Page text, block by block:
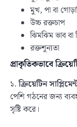
মুখ, পা বা
উচ্চ রক্তচাপ
ঝিমঝিম ভাব বা
রক্তশূন্যতা
প্রাকৃতিকভাবে
১.ক্রিয়েটিন
পেশি গঠনের জন্য
সৃষ্টি করে।